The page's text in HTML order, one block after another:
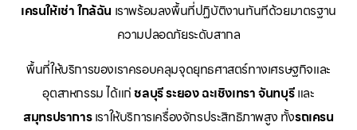
เครนให้เช่าใกล้ฉัน เราพร้อมลงพื้นที่ปฏิบัติงานทันทีด้วยมาตรฐาน
ความปลอดภัยระดับสากล
พื้นที่ให้บริการของเราครอบคลุมจุดยุทธศาสตร์ทางเศรษฐกิจและ
อุตสาหกรรม ได้แก่ชลบุรีระยองฉะเชิงเทราจันทบุรีและ
สมุทรปราการเราให้บริการเครื่องจักรประสิทธิภาพสูง ทั้งรถเครน